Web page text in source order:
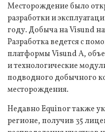
Месторождение было
разработки и
году. Добыча на Visund
Разработка ведется с
платформы Visund A,
и технологические
подводного добычного
месторождения.
Недавно Equinor также
регионе, получив 35